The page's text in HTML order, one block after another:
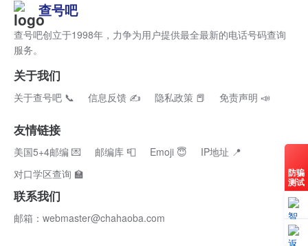
查号吧
查号吧创立于1998年，力争为用户提供最全最新的电话号码查询
服务。
关于我们
关于查号吧 📞 信息反馈 ✍ 隐私政策 📕 免责声明 📣
友情链接
美国5+4邮编 💌 邮编库 📮 Emoji 😇
IP地址 📍
对口学区查询 🏫
联系我们
邮箱：webmaster@chahaoba.com
防骗
测试